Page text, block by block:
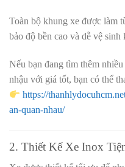
Toàn bộ khung xe được làm
bảo độ bền cao và dễ vệ sinh
Nếu bạn đang tìm thêm
nhậu với giá tốt, bạn có thể
https://
an-quan-nhau/
2. Thiết Kế Xe Inox